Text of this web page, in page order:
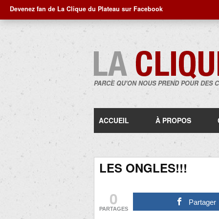
Devenez fan de La Clique du Plateau sur Facebook
PARCE QU'ON NOUS PREND POUR DES
ACCUEIL À PROPOS
LES ONGLES!!!
0
PARTAGES
Partager